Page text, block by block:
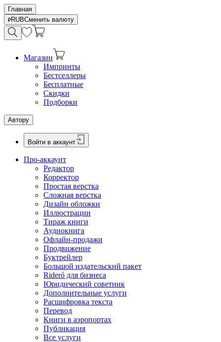
Главная
RUBСменить валюту
Магазин
Импринты
Бестселлеры
Бесплатные
Скидки
Подборки
Автору
Войти в аккаунт
Про-аккаунт
Редактор
Корректор
Простая верстка
Сложная верстка
Дизайн обложки
Иллюстрации
Тираж книги
Аудиокнига
Офлайн-продажи
Продвижение
Буктрейлер
Большой издательский пакет
Rideró для бизнеса
Юридический советник
Дополнительные услуги
Расшифровка текста
Перевод
Книги в аэропортах
Публикация
Все услуги